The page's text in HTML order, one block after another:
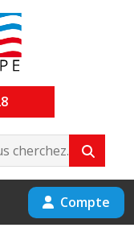
Compte